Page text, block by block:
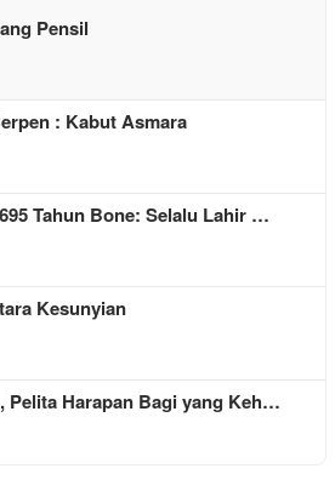
Pensil
: Kabut Asmara
Tahun Bone: Selalu Lahir …
Kesunyian
Pelita Harapan Bagi yang Keh…